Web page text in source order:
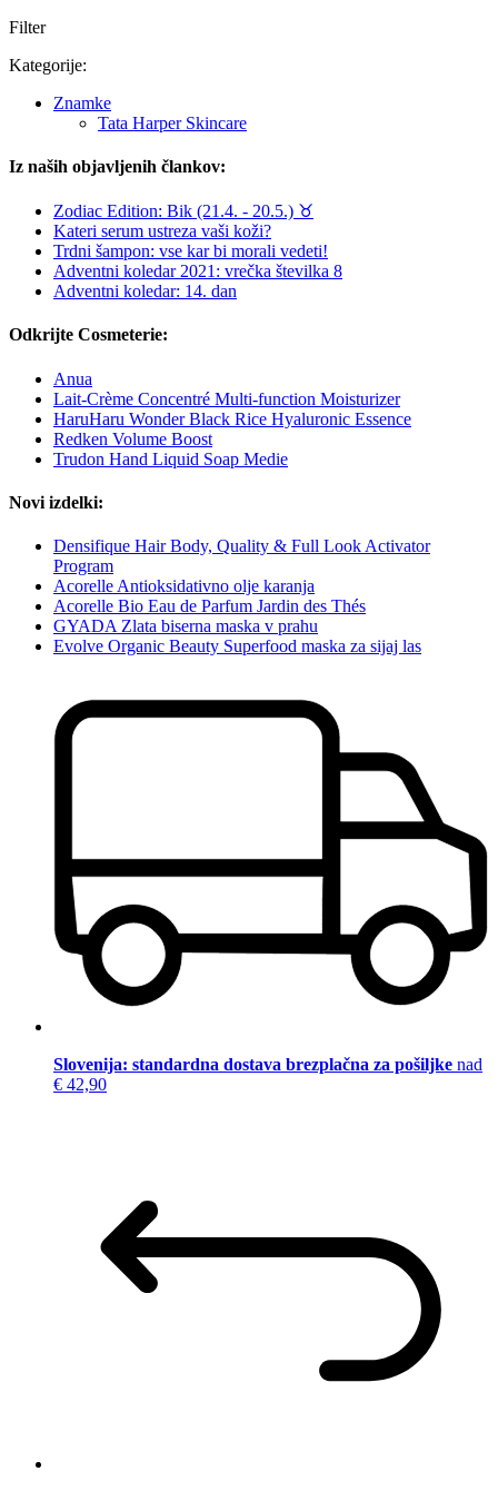
Filter
Kategorije:
Znamke
Tata Harper Skincare
Iz naših objavljenih člankov:
Zodiac Edition: Bik (21.4. - 20.5.) ♉︎
Kateri serum ustreza vaši koži?
Trdni šampon: vse kar bi morali vedeti!
Adventni koledar 2021: vrečka številka 8
Adventni koledar: 14. dan
Odkrijte Cosmeterie:
Anua
Lait-Crème Concentré Multi-function Moisturizer
HaruHaru Wonder Black Rice Hyaluronic Essence
Redken Volume Boost
Trudon Hand Liquid Soap Medie
Novi izdelki:
Densifique Hair Body, Quality & Full Look Activator
Program
Acorelle Antioksidativno olje karanja
Acorelle Bio Eau de Parfum Jardin des Thés
GYADA Zlata biserna maska v prahu
Evolve Organic Beauty Superfood maska za sijaj las
Slovenija: standardna dostava brezplačna za pošiljke nad
€ 42,90